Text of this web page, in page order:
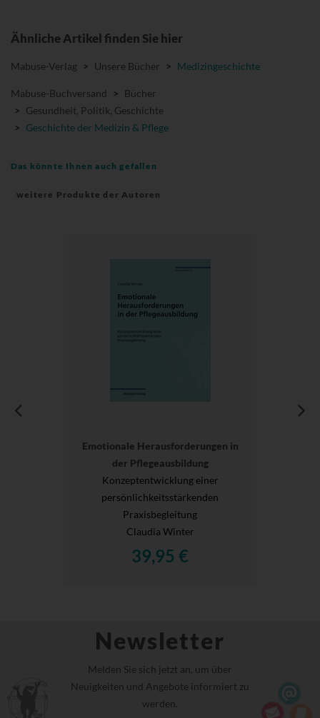
Ähnliche Artikel finden Sie hier
Mabuse-Verlag > Unsere Bücher > Medizingeschichte
Mabuse-Buchversand > Bücher
> Gesundheit, Politik, Geschichte
> Geschichte der Medizin & Pflege
Das könnte Ihnen auch gefallen
weitere Produkte der Autoren
Emotionale Herausforderungen in
der Pflegeausbildung
Konzeptentwicklung einer
persönlichkeitsstärkenden
Praxisbegleitung
Claudia Winter
39,95 €
Newsletter
Melden Sie sich jetzt an, um über
Neuigkeiten und Angebote informiert zu
werden.